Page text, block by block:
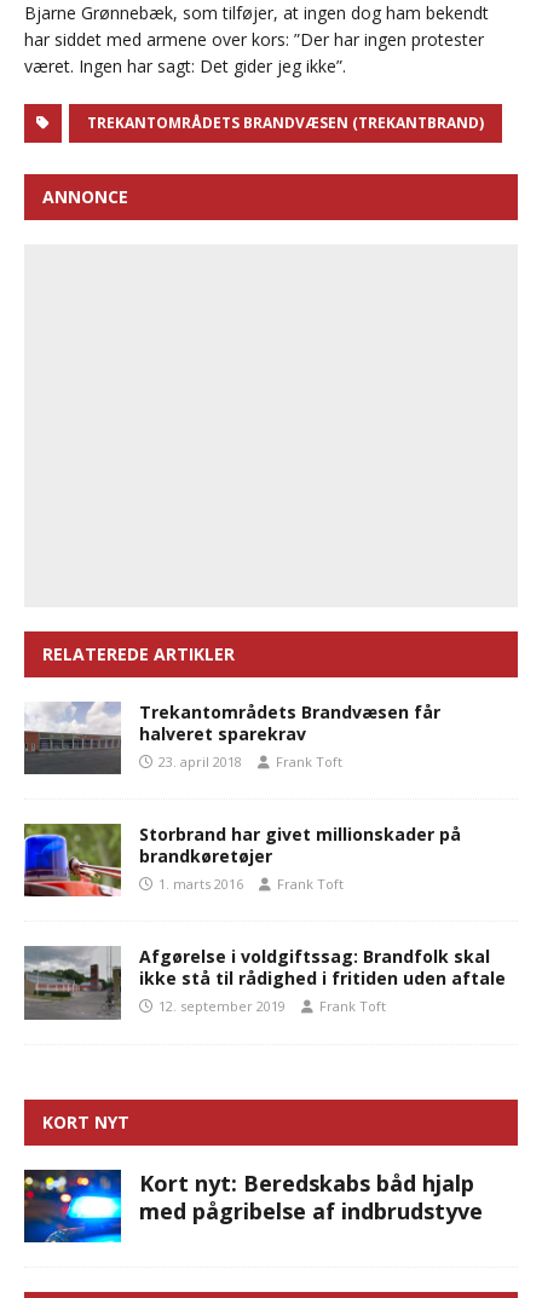
Bjarne Grønnebæk, som tilføjer, at ingen dog ham bekendt
har siddet med armene over kors: ”Der har ingen protester
været. Ingen har sagt: Det gider jeg ikke”.
TREKANTOMRÅDETS BRANDVÆSEN (TREKANTBRAND)
ANNONCE
RELATEREDE ARTIKLER
Trekantområdets Brandvæsen får
halveret sparekrav
23. april 2018 Frank Toft
Storbrand har givet millionskader på
brandkøretøjer
1. marts 2016 Frank Toft
Afgørelse i voldgiftssag: Brandfolk skal
ikke stå til rådighed i fritiden uden aftale
12. september 2019 Frank Toft
KORT NYT
Kort nyt: Beredskabs båd hjalp
med pågribelse af indbrudstyve